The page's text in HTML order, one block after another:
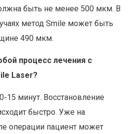
быть не менее 500 мкм. В
метод Smile может быть
490 мкм.
процесс лечения с
Laser?
15 минут. Восстановление
быстро. Уже на
операции пациент может